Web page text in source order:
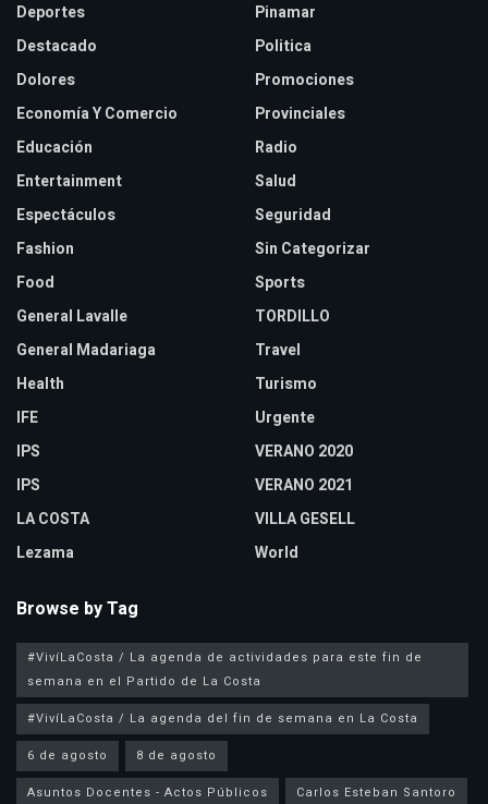
Deportes
Destacado
Dolores
Economía Y Comercio
Educación
Entertainment
Espectáculos
Fashion
Food
General Lavalle
General Madariaga
Health
IFE
IPS
IPS
LA COSTA
Lezama
Pinamar
Politica
Promociones
Provinciales
Radio
Salud
Seguridad
Sin Categorizar
Sports
TORDILLO
Travel
Turismo
Urgente
VERANO 2020
VERANO 2021
VILLA GESELL
World
Browse by Tag
#VivíLaCosta / La agenda de actividades para este fin de
semana en el Partido de La Costa
#VivíLaCosta / La agenda del fin de semana en La Costa
6 de agosto
8 de agosto
Asuntos Docentes - Actos Públicos
Carlos Esteban Santoro